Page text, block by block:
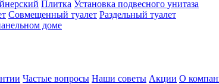
Плитка Установка подвесного унитаза
Совмещенный туалет Раздельный туалет
доме
Частые вопросы Наши советы Акции О